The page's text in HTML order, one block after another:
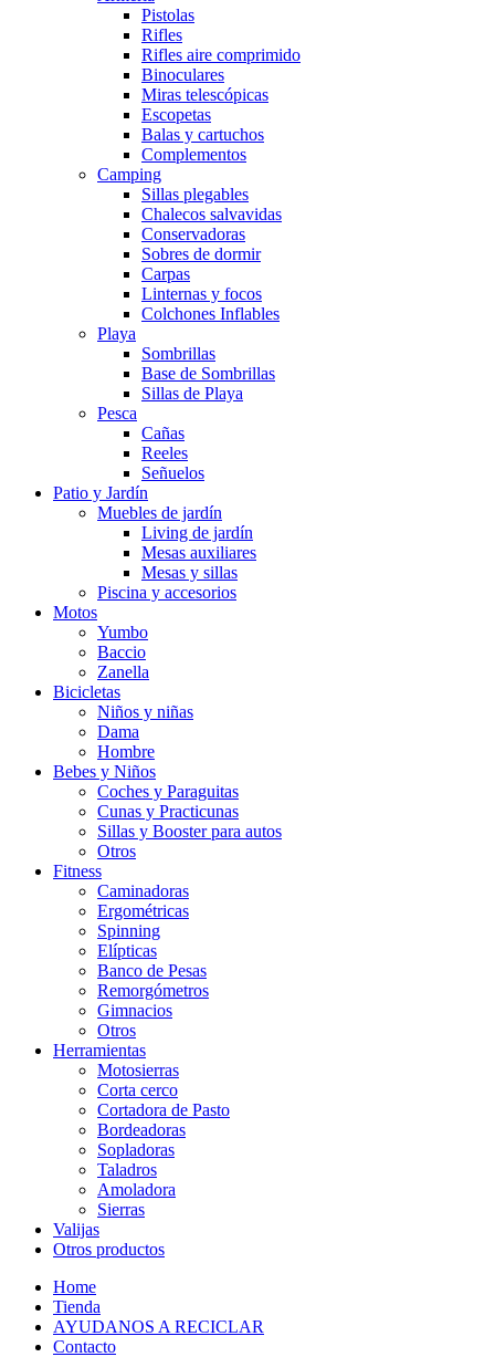
Pistolas
Rifles
Rifles aire comprimido
Binoculares
Miras telescópicas
Escopetas
Balas y cartuchos
Complementos
Camping
Sillas plegables
Chalecos salvavidas
Conservadoras
Sobres de dormir
Carpas
Linternas y focos
Colchones Inflables
Playa
Sombrillas
Base de Sombrillas
Sillas de Playa
Pesca
Cañas
Reeles
Señuelos
Patio y Jardín
Muebles de jardín
Living de jardín
Mesas auxiliares
Mesas y sillas
Piscina y accesorios
Motos
Yumbo
Baccio
Zanella
Bicicletas
Niños y niñas
Dama
Hombre
Bebes y Niños
Coches y Paraguitas
Cunas y Practicunas
Sillas y Booster para autos
Otros
Fitness
Caminadoras
Ergométricas
Spinning
Elípticas
Banco de Pesas
Remorgómetros
Gimnacios
Otros
Herramientas
Motosierras
Corta cerco
Cortadora de Pasto
Bordeadoras
Sopladoras
Taladros
Amoladora
Sierras
Valijas
Otros productos
Home
Tienda
AYUDANOS A RECICLAR
Contacto